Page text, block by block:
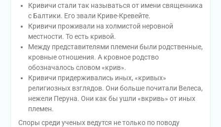
Кривичи стали так называться от имени священника
с Балтики. Его звали Криве-Кревейте.
Кривичи проживали на холмистой неровной
местности. То есть кривой.
Между представителями племени были родственные,
кровные отношения. А кровное родство
обозначалось словом «крив».
Кривичи придерживались иных, «кривых»
религиозных взглядов. Они больше почитали Велеса,
нежели Перуна. Они как бы ушли «вкривь» от иных
племен.
Споры среди ученых ведутся не только по поводу